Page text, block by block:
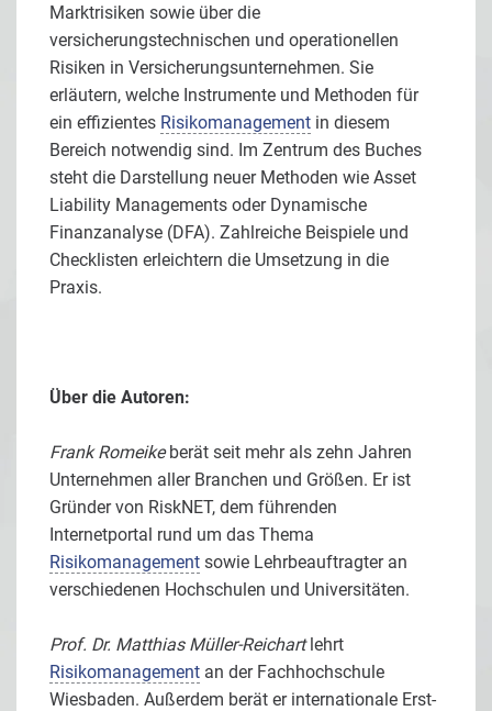
Marktrisiken sowie über die
versicherungstechnischen und operationellen
Risiken in Versicherungsunternehmen. Sie
erläutern, welche Instrumente und Methoden für
ein effizientes Risikomanagement in diesem
Bereich notwendig sind. Im Zentrum des Buches
steht die Darstellung neuer Methoden wie Asset
Liability Managements oder Dynamische
Finanzanalyse (DFA). Zahlreiche Beispiele und
Checklisten erleichtern die Umsetzung in die
Praxis.
Über die Autoren:
Frank Romeikeberät seit mehr als zehn Jahren
Unternehmen aller Branchen und Größen. Er ist
Gründer von RiskNET, dem führenden
Internetportal rund um das Thema
Risikomanagement sowie Lehrbeauftragter an
verschiedenen Hochschulen und Universitäten.
Prof. Dr. Matthias Müller-Reichartlehrt
Risikomanagement an der Fachhochschule
Wiesbaden. Außerdem berät er internationale Erst-